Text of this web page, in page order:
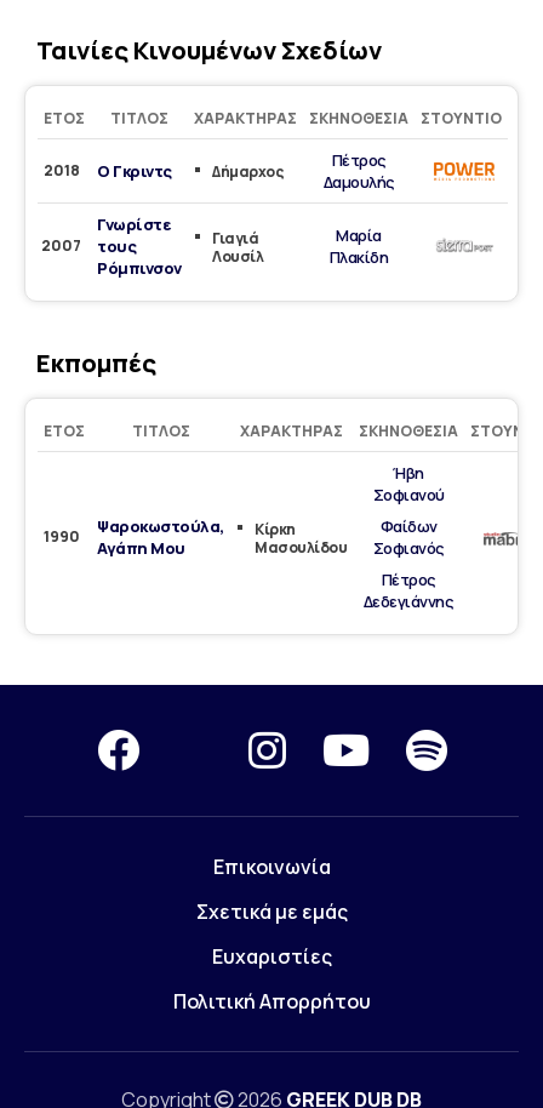
Ταινίες Κινουμένων Σχεδίων
ΈΤΟΣ ΤΊΤΛΟΣ ΧΑΡΑΚΤΉΡΑΣ ΣΚΗΝΟΘΕΣΊΑ ΣΤΟΎΝΤΙΟ
2018 Ο Γκριντς Δήμαρχος
Πέτρος
Δαμουλής
2007
Γνωρίστε
τους
Ρόμπινσον
Γιαγιά
Λουσίλ
Μαρία
Πλακίδη
Εκπομπές
ΈΤΟΣ ΤΊΤΛΟΣ ΧΑΡΑΚΤΉΡΑΣ ΣΚΗΝΟΘΕΣΊΑ
1990
Ψαροκωστούλα,
Αγάπη Μου
Κίρκη
Μασουλίδου
Ήβη
Σοφιανού
Φαίδων
Σοφιανός
Πέτρος
Δεδεγιάννης
Επικοινωνία
Σχετικά με εμάς
Ευχαριστίες
Πολιτική Απορρήτου
Copyright 2026 GREEK DUB DB